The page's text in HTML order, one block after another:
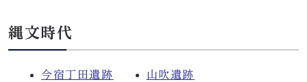
縄文時代
今宿丁田遺跡 山吹遺跡